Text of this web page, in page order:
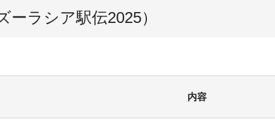
ーラシア駅伝2025）
内容